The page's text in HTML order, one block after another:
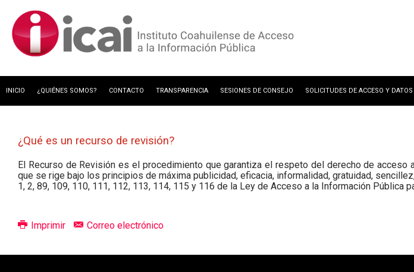
INICIO ¿QUIÉNES SOMOS? CONTACTO TRANSPARENCIA SESIONES DE CONSEJO SOLICITUDES DE ACCESO Y
¿Qué es un recurso de revisión?
El Recurso de Revisión es el procedimiento que garantiza el respeto del derecho de
que se rige bajo los principios de máxima publicidad, eficacia, informalidad, gratuidad,
1, 2, 89, 109, 110, 111, 112, 113, 114, 115 y 116 de la Ley de Acceso a la Información Pública
Imprimir Correo electrónico